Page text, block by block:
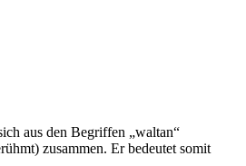
aus den Begriffen „waltan“
zusammen. Er bedeutet somit